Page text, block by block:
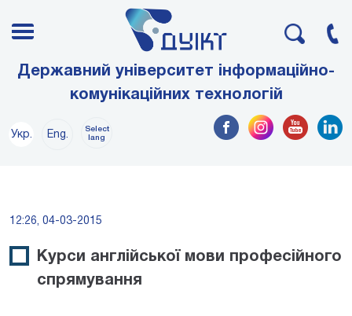
Державний університет інформаційно-
комунікаційних технологій
Укр. Eng.
Select
lang
12:26, 04-03-2015
Курси англійської мови професійного
спрямування